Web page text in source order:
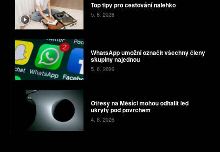
Top tipy pro cestování nalehko
5. 8. 2026
WhatsApp umožní označit všechny členy
skupiny najednou
5. 8. 2026
Otřesy na Měsíci mohou odhalit led
ukrytý pod povrchem
4. 8. 2026